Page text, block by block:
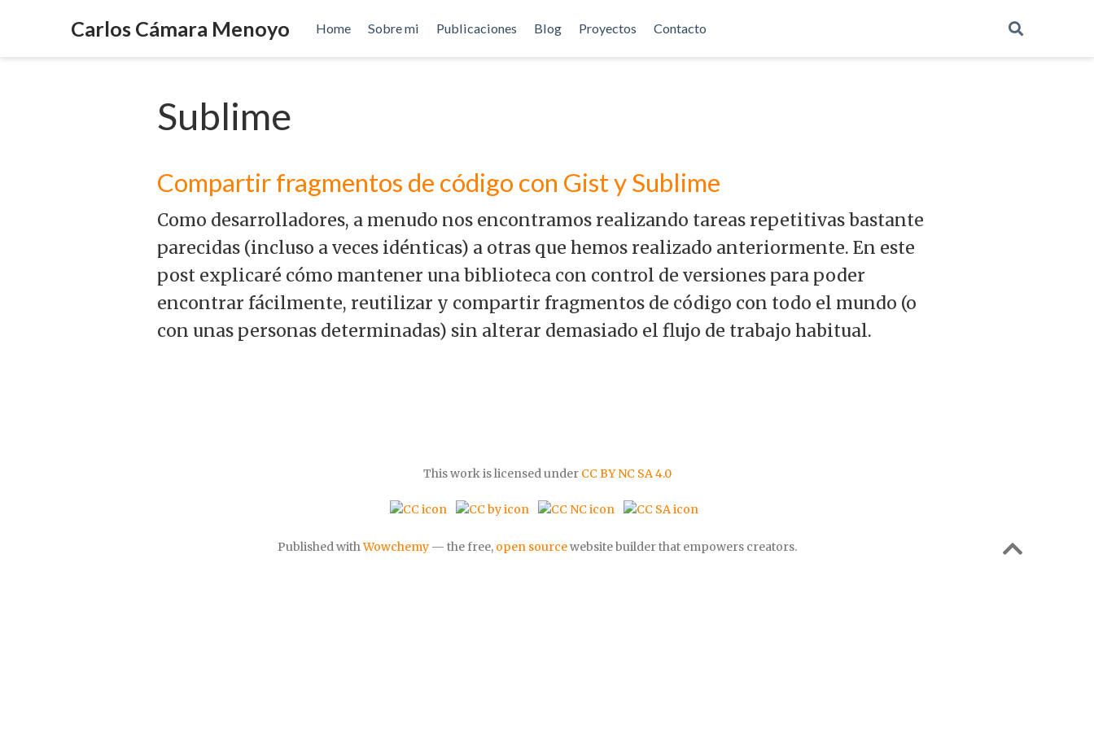
Carlos Cámara Menoyo Home Sobre mi Publicaciones Blog Proyectos Contacto
Sublime
Compartir fragmentos de código con Gist y Sublime
Como desarrolladores, a menudo nos encontramos realizando tareas repetitivas bastante
parecidas (incluso a veces idénticas) a otras que hemos realizado anteriormente. En este
post explicaré cómo mantener una biblioteca con control de versiones para poder
encontrar fácilmente, reutilizar y compartir fragmentos de código con todo el mundo (o
con unas personas determinadas) sin alterar demasiado el flujo de trabajo habitual.
This work is licensed under CC BY NC SA 4.0
Published withWowchemy— the free, open sourcewebsite builder that empowers creators.